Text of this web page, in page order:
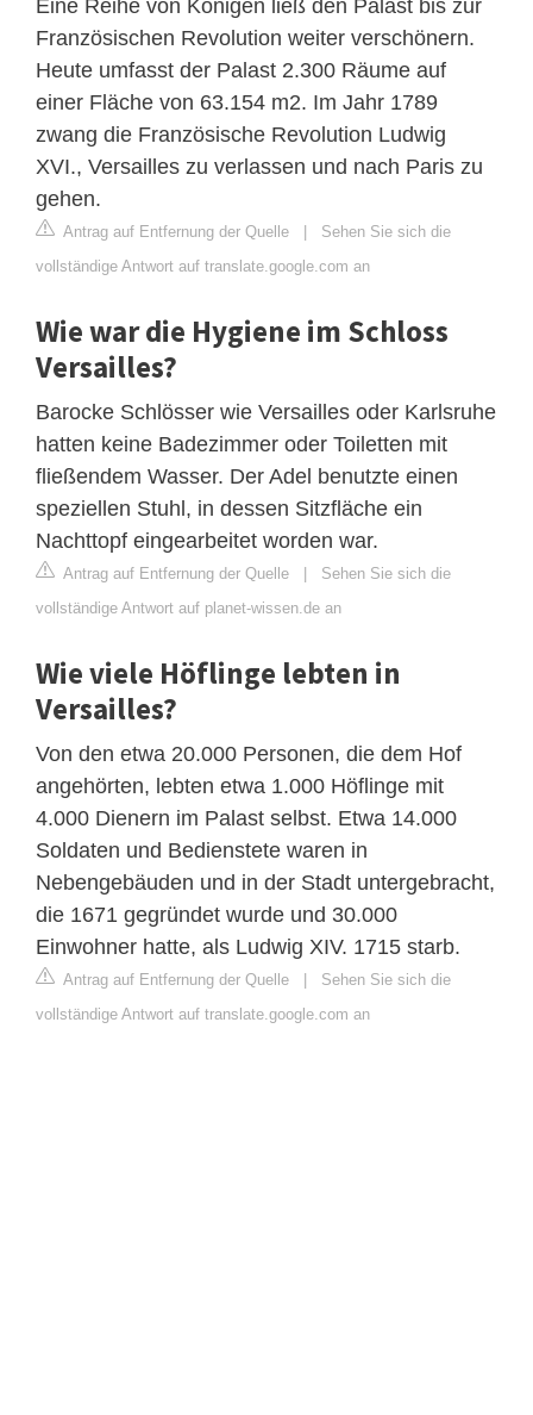
Eine Reihe von Königen ließ den Palast bis zur
Französischen Revolution weiter verschönern.
Heute umfasst der Palast 2.300 Räume auf
einer Fläche von 63.154 m2. Im Jahr 1789
zwang die Französische Revolution Ludwig
XVI., Versailles zu verlassen und nach Paris zu
gehen.
Antrag auf Entfernung der Quelle | Sehen Sie sich die
vollständige Antwort auf translate.google.com an
Wie war die Hygiene im Schloss
Versailles?
Barocke Schlösser wie Versailles oder Karlsruhe
hatten keine Badezimmer oder Toiletten mit
fließendem Wasser. Der Adel benutzte einen
speziellen Stuhl, in dessen Sitzfläche ein
Nachttopf eingearbeitet worden war.
Antrag auf Entfernung der Quelle | Sehen Sie sich die
vollständige Antwort auf planet-wissen.de an
Wie viele Höflinge lebten in
Versailles?
Von den etwa 20.000 Personen, die dem Hof ​​
angehörten, lebten etwa 1.000 Höflinge mit
4.000 Dienern im Palast selbst. Etwa 14.000
Soldaten und Bedienstete waren in
Nebengebäuden und in der Stadt untergebracht,
die 1671 gegründet wurde und 30.000
Einwohner hatte, als Ludwig XIV. 1715 starb.
Antrag auf Entfernung der Quelle | Sehen Sie sich die
vollständige Antwort auf translate.google.com an